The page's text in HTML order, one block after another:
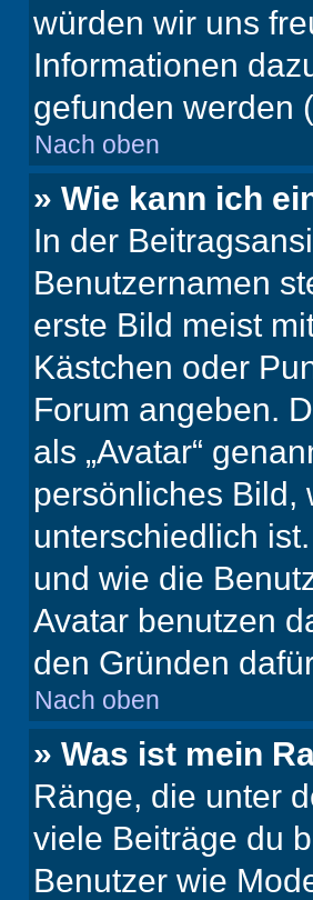
würden wir uns
Informationen
gefunden werden
Nach oben
» Wie kann ich
In der
Benutzernamen
erste Bild meist
Kästchen oder
Forum angeben.
als „Avatar“
persönliches Bild,
unterschiedlich
und wie die
Avatar benutzen
den Gründen
Nach oben
» Was ist mein
Ränge, die unter
viele Beiträge du
Benutzer wie